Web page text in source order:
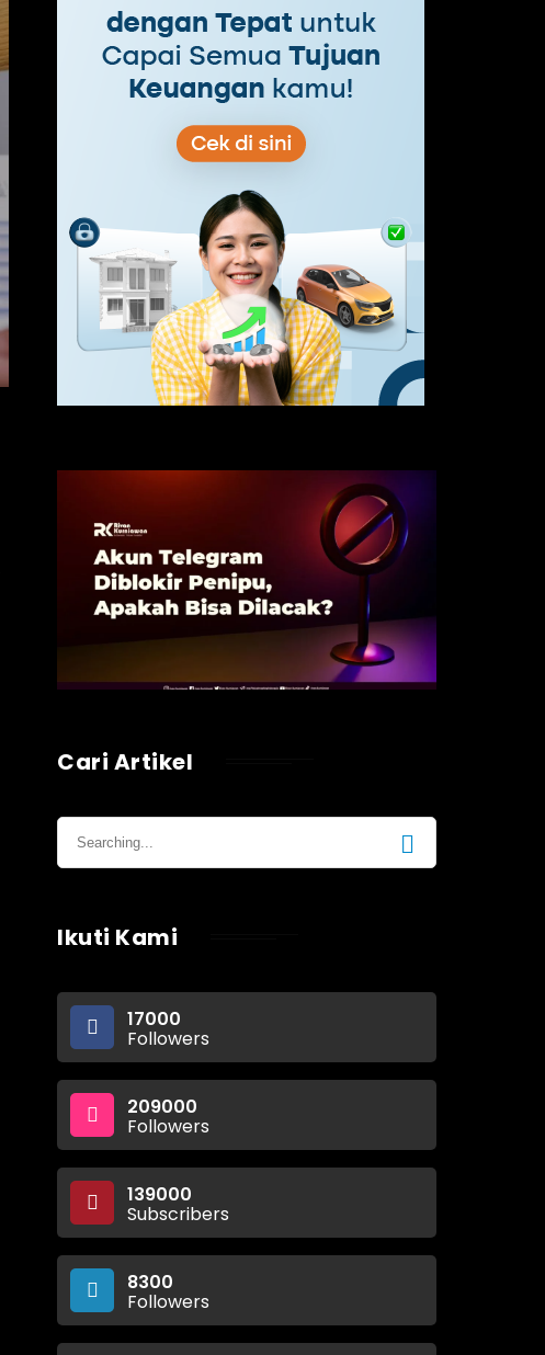
Cari Artikel
Ikuti Kami
17000
Followers
209000
Followers
139000
Subscribers
8300
Followers